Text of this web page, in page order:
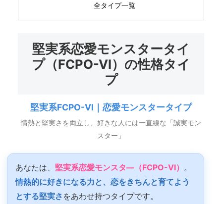
全タイプ一覧
堅実系恋愛モンスタータイ
プ（FCPO-VI）の性格タイ
プ
堅実系FCPO-VI｜恋愛モンスタータイプ
情熱と堅実さを両立し、好きな人には一直線な「誠実モン
スター」
あなたは、 堅実系恋愛モンスタ―（FCPO-VI） 。
情熱的に好きになる力と、恋をきちんと育てよう
とする堅実さ をあわせ持つタイプです。